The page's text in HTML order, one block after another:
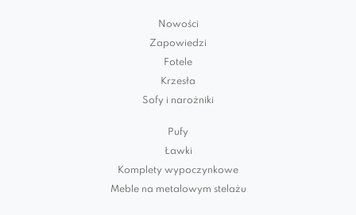
Nowości
Zapowiedzi
Fotele
Krzesła
Sofy i narożniki
Pufy
Ławki
Komplety wypoczynkowe
Meble na metalowym stelażu